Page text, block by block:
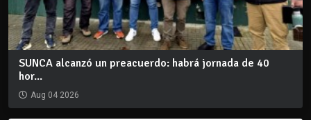
SUNCA alcanzó un preacuerdo: habrá jornada de 40
hor...
Aug 04 2026